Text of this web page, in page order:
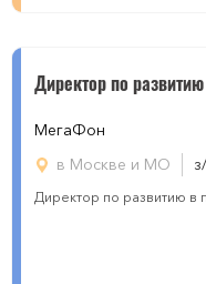
Директор по развитию
МегаФон
в Москве и МО
Директор по развитию в